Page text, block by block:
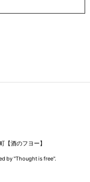
【酒のフヨー】
by "Thought is free".